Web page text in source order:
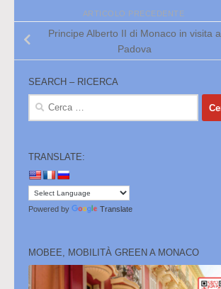
ARTICOLO PRECEDENTE
Principe Alberto II di Monaco in visita a
Padova
SEARCH – RICERCA
Ricerca
TRANSLATE:
Powered by Translate
MOBEE, MOBILITÀ GREEN A MONACO